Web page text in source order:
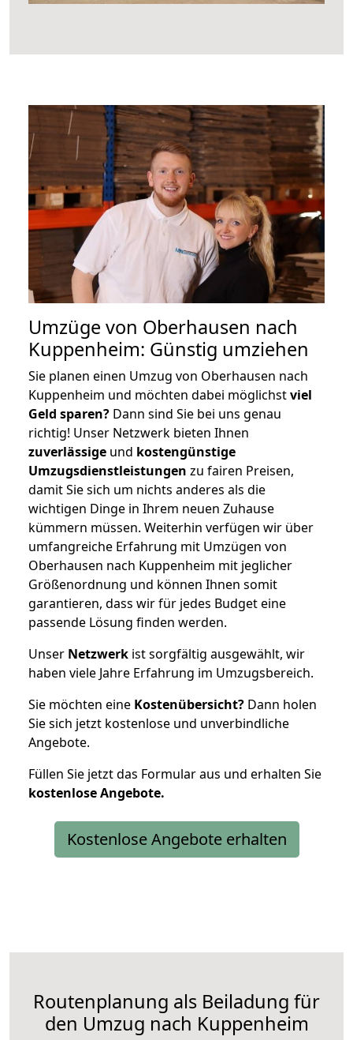
Umzüge von Oberhausen nach
Kuppenheim: Günstig umziehen
Sie planen einen Umzug von Oberhausen nach
Kuppenheim und möchten dabei möglichstviel
Geld sparen? Dann sind Sie bei uns genau
richtig! Unser Netzwerk bieten Ihnen
zuverlässige und kostengünstige
Umzugsdienstleistungen zu fairen Preisen,
damit Sie sich um nichts anderes als die
wichtigen Dinge in Ihrem neuen Zuhause
kümmern müssen. Weiterhin verfügen wir über
umfangreiche Erfahrung mit Umzügen von
Oberhausen nach Kuppenheim mit jeglicher
Größenordnung und können Ihnen somit
garantieren, dass wir für jedes Budget eine
passende Lösung finden werden.
Unser Netzwerk ist sorgfältig ausgewählt, wir
haben viele Jahre Erfahrung im Umzugsbereich.
Sie möchten eine Kostenübersicht? Dann holen
Sie sich jetzt kostenlose und unverbindliche
Angebote.
Füllen Sie jetzt das Formular aus und erhalten Sie
kostenloseAngebote.
Kostenlose Angebote erhalten
Routenplanung als Beiladung für
den Umzug nach Kuppenheim